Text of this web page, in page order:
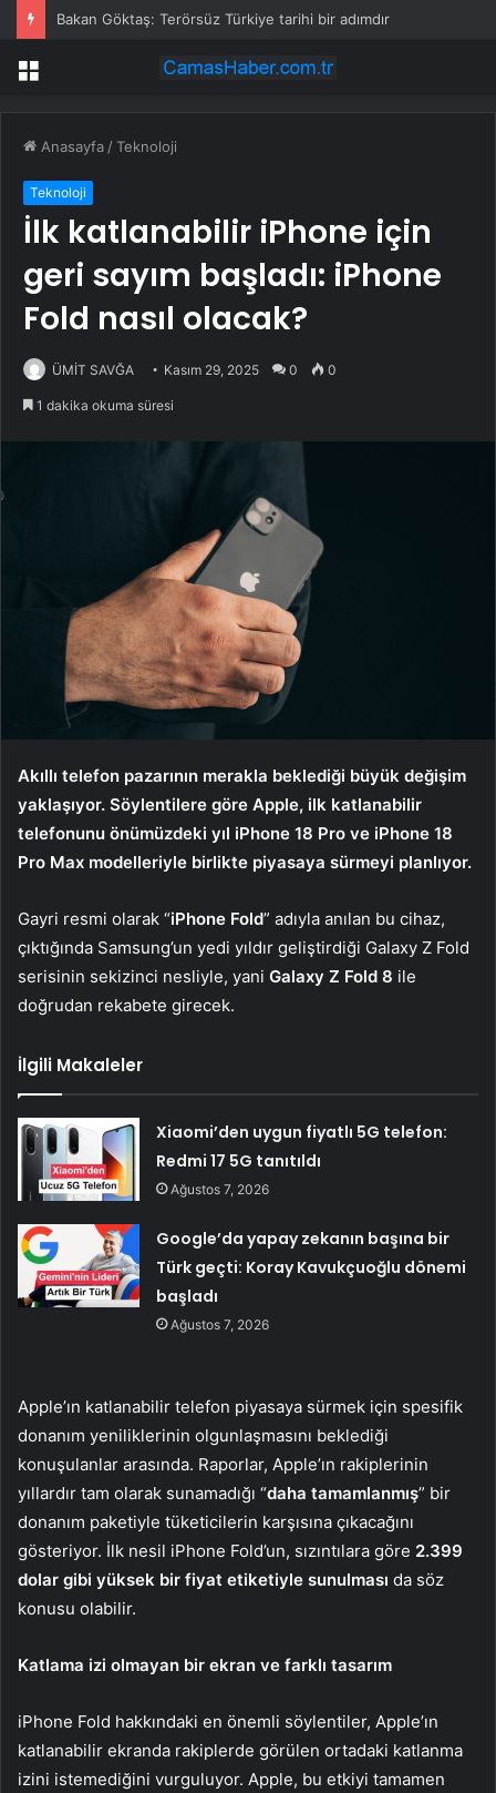
Bakan Göktaş: Terörsüz Türkiye tarihi bir adımdır
Menü
Anasayfa /Teknoloji
Teknoloji
İlk katlanabilir iPhone için
geri sayım başladı: iPhone
Fold nasıl olacak?
ÜMİT SAVĞA Kasım 29, 2025 0 0
1 dakika okuma süresi
Akıllı telefon pazarının merakla beklediği büyük değişim
yaklaşıyor. Söylentilere göre Apple, ilk katlanabilir
telefonunu önümüzdeki yıl iPhone 18 Pro ve iPhone 18
Pro Max modelleriyle birlikte piyasaya sürmeyi planlıyor.
Gayri resmi olarak “iPhone Fold” adıyla anılan bu cihaz,
çıktığında Samsung’un yedi yıldır geliştirdiği Galaxy Z Fold
serisinin sekizinci nesliyle, yani Galaxy Z Fold 8 ile
doğrudan rekabete girecek.
İlgili Makaleler
Xiaomi’den uygun fiyatlı 5G telefon:
Redmi 17 5G tanıtıldı
Ağustos 7, 2026
Google’da yapay zekanın başına bir
Türk geçti: Koray Kavukçuoğlu dönemi
başladı
Ağustos 7, 2026
Apple’ın katlanabilir telefon piyasaya sürmek için spesifik
donanım yeniliklerinin olgunlaşmasını beklediği
konuşulanlar arasında. Raporlar, Apple’ın rakiplerinin
yıllardır tam olarak sunamadığı “daha tamamlanmış” bir
donanım paketiyle tüketicilerin karşısına çıkacağını
gösteriyor. İlk nesil iPhone Fold’un, sızıntılara göre 2.399
dolar gibi yüksek bir fiyat etiketiyle sunulması da söz
konusu olabilir.
Katlama izi olmayan bir ekran ve farklı tasarım
iPhone Fold hakkındaki en önemli söylentiler, Apple’ın
katlanabilir ekranda rakiplerde görülen ortadaki katlanma
izini istemediğini vurguluyor. Apple, bu etkiyi tamamen